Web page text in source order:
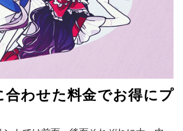
合わせた料金でお得にプ